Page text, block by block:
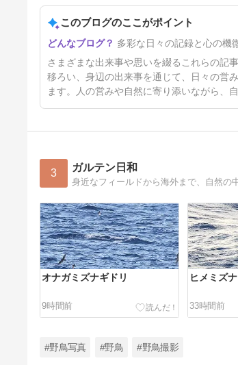
5日前このブログのここがポイント
多彩な日々の記録と心の機
さまざまな出来事や思いを綴るこれらの記
移ろい、身辺の出来事を通じて、日々の営
ます。人の営みや自然に寄り添いながら、
3 ガルテン日和
身近なフィールドから海外まで、自然の
オナガミズナギドリ
9時間前
ヒメミズ
33時間前
#野鳥写真 #野鳥 #野鳥撮影